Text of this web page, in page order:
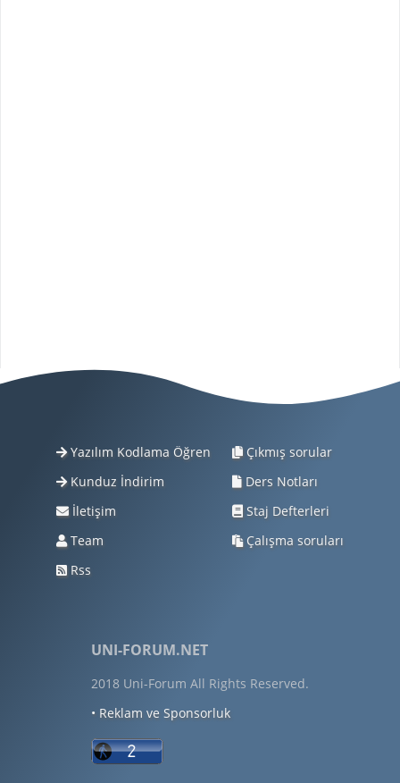
Yazılım Kodlama Öğren
Kunduz İndirim
İletişim
Team
Rss
Çıkmış sorular
Ders Notları
Staj Defterleri
Çalışma soruları
UNI-FORUM.NET
2018 Uni-Forum All Rights Reserved.
• Reklam ve Sponsorluk